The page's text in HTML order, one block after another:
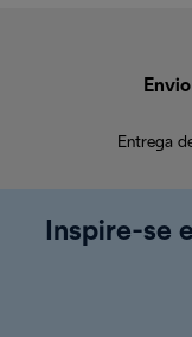
Entrega
Inspire-se